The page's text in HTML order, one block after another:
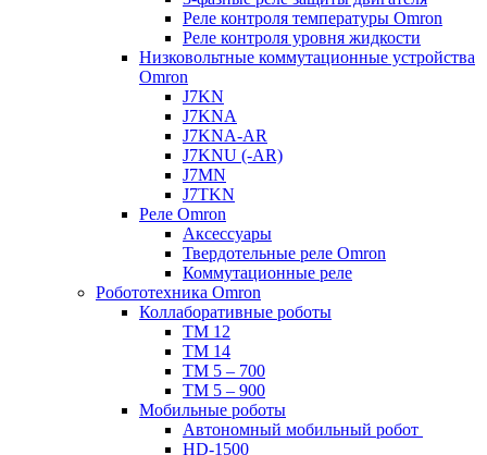
Реле контроля температуры Omron
Реле контроля уровня жидкости
Низковольтные коммутационные устройства
Omron
J7KN
J7KNA
J7KNA-AR
J7KNU (-AR)
J7MN
J7TKN
Реле Omron
Аксессуары
Твердотельные реле Omron
Коммутационные реле
Робототехника Omron
Коллаборативные роботы
TM 12
TM 14
TM 5 – 700
TM 5 – 900
Мобильные роботы
Автономный мобильный робот
HD-1500